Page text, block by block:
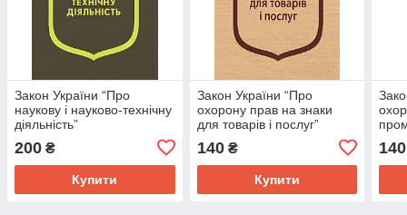
Закон України “Про
наукову і науково-технічну
діяльність”
200 ₴
Купити
Закон України “Про
охорону прав на знаки
для товарів і послуг”
140₴
Купити
140